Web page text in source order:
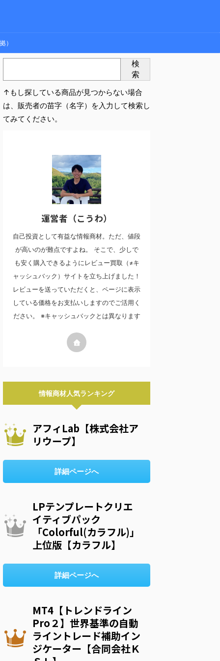
）
検
索
↑もし探している商品が見つからない場合
は、販売者の苗字（名字）を入力して検索し
てみてください。
運営者（こうわ）
自己投資として有益な情報商材。ただ、値段
が高いのが難点ですよね。 そこで、少しで
も安く購入できるようにレビュー買取（≠キ
ャッシュバック）サイトを立ち上げました！
レビューを送っていただくと、ページに表示
している価格をお支払いしますのでご活用く
ださい。 ※キャッシュバックとは異なります
情報商材人気ランキング
アフィLab【株式会社ア
リウープ】
詳細ページへ
LPテンプレートクリエ
イティブパック
「Colorful(カラフル)」
上位版【カラフル】
詳細ページへ
MT4【トレンドライン
Pro２】世界基準の自動
ライントレード補助イン
ジケーター【合同会社Ｋ